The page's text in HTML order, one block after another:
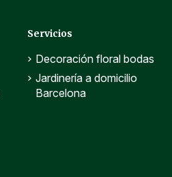
Servicios
Decoración floral bodas
Jardinería a domicilio
Barcelona